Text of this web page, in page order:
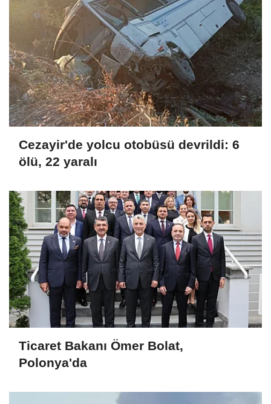
Cezayir'de yolcu otobüsü devrildi: 6
ölü, 22 yaralı
Ticaret Bakanı Ömer Bolat,
Polonya'da